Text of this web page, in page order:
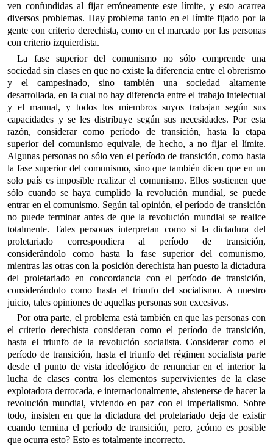
ven confundidas al fijar erróneamente este límite, y esto acarrea
diversos problemas. Hay problema tanto en el límite fijado por la
gente con criterio derechista, como en el marcado por las personas
con criterio izquierdista.
La fase superior del comunismo no sólo comprende una
sociedad sin clases en que no existe la diferencia entre el obrerismo
y el campesinado, sino también una sociedad altamente
desarrollada, en la cual no hay diferencia entre el trabajo intelectual
y el manual, y todos los miembros suyos trabajan según sus
capacidades y se les distribuye según sus necesidades. Por esta
razón, considerar como período de transición, hasta la etapa
superior del comunismo equivale, de hecho, a no fijar el límite.
Algunas personas no sólo ven el período de transición, como hasta
la fase superior del comunismo, sino que también dicen que en un
solo país es imposible realizar el comunismo. Ellos sostienen que
sólo cuando se haya cumplido la revolución mundial, se puede
entrar en el comunismo. Según tal opinión, el período de transición
no puede terminar antes de que la revolución mundial se realice
totalmente. Tales personas interpretan como si la dictadura del
proletariado correspondiera al período de transición,
considerándolo como hasta la fase superior del comunismo,
mientras las otras con la posición derechista han puesto la dictadura
del proletariado en concordancia con el período de transición,
considerándolo como hasta el triunfo del socialismo. A nuestro
juicio, tales opiniones de aquellas personas son excesivas.
Por otra parte, el problema está también en que las personas con
el criterio derechista consideran como el período de transición,
hasta el triunfo de la revolución socialista. Considerar como el
período de transición, hasta el triunfo del régimen socialista parte
desde el punto de vista ideológico de renunciar en el interior la
lucha de clases contra los elementos supervivientes de la clase
explotadora derrocada, e internacionalmente, abstenerse de hacer la
revolución mundial, viviendo en paz con el imperialismo. Sobre
todo, insisten en que la dictadura del proletariado deja de existir
cuando termina el período de transición, pero, ¿cómo es posible
que ocurra esto? Esto es totalmente incorrecto.